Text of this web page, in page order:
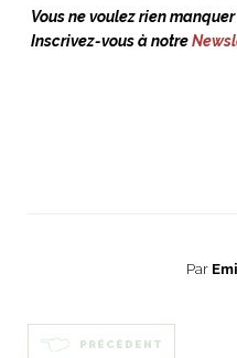
Vous ne voulez rien
Inscrivez-vous à notre
Par
PRÉCÉDENT